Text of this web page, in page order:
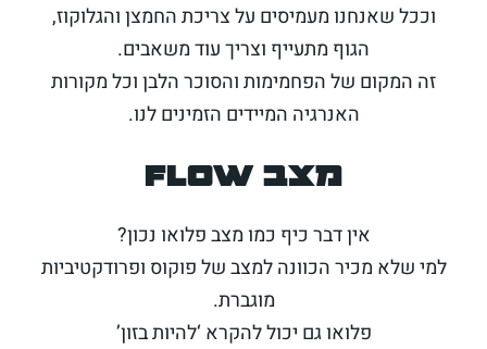
וככל שאנחנו מעמיסים על צריכת החמצן והגלוקוז,
הגוף מתעייף וצריך עוד משאבים.
זה המקום של הפחמימות והסוכר הלבן וכל מקורות
האנרגיה המיידים הזמינים לנו.
מצב flow
אין דבר כיף כמו מצב פלואו נכון?
למי שלא מכיר הכוונה למצב של פוקוס ופרודקטיביות
מוגברת.
פלואו גם יכול להקרא ‘להיות בזון’